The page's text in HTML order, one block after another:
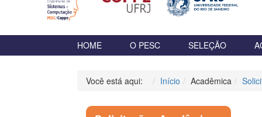
HOME O PESC SELEÇÃO
Você está aqui: Início Acadêmica